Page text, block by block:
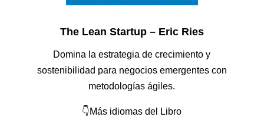
The Lean Startup – Eric Ries
Domina la estrategia de crecimiento y
sostenibilidad para negocios emergentes con
metodologías ágiles.
👇Más idiomas del Libro